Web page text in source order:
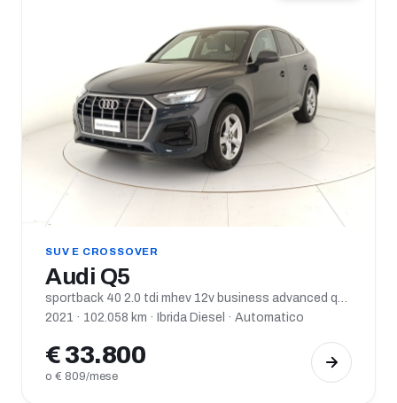
SUV E CROSSOVER
Audi Q5
2021 · 102.058 km · Ibrida Diesel · Automatico
€ 33.800
o € 809/mese